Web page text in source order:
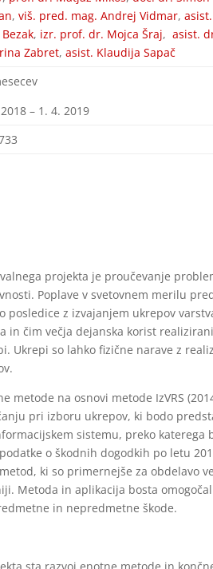
,viš. pred. mag. Andrej Vidmar,
, izr. prof. dr. Mojca Šraj,asist.
Zabret,asist. Klaudija Sapač
– 1. 4. 2019
projekta je proučevanje
Poplave v svetovnem merilu
posledice z izvajanjem ukrepov
in čim večja dejanska korist
Ukrepi so lahko fizične narave z
metode na osnovi metode IzVRS
pri izboru ukrepov, ki bodo
sistemu, preko
o škodnih dogodkih po letu
ki so primernejše za obdelavo
Metoda in aplikacija bosta
in nepredmetne škode.